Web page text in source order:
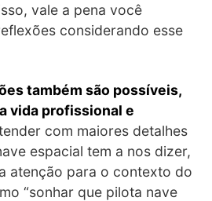
vale a pena você
considerando esse
também são possíveis,
vida profissional e
com maiores detalhes
espacial tem a nos dizer,
atenção para o contexto do
“sonhar que pilota nave